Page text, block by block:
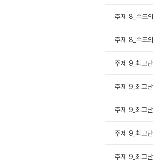
주제 8_속도
주제 8_속도
주제 9_최고
주제 9_최고
주제 9_최고
주제 9_최고
주제 9_최고